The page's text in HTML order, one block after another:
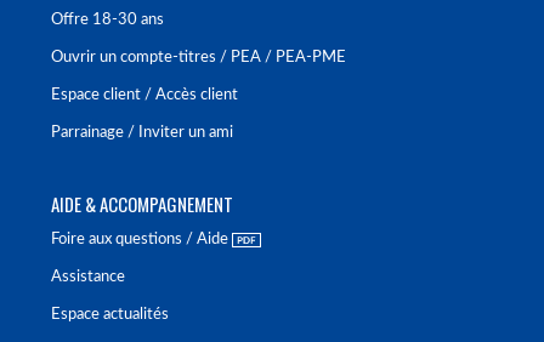
Offre 18-30 ans
Ouvrir un compte-titres / PEA / PEA-PME
Espace client / Accès client
Parrainage / Inviter un ami
AIDE & ACCOMPAGNEMENT
Foire aux questions / Aide
Assistance
Espace actualités